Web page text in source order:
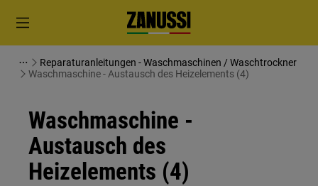
Reparaturanleitungen - Waschmaschinen / Waschtrockner
Waschmaschine - Austausch des Heizelements (4)
Waschmaschine -
Austausch des
Heizelements (4)